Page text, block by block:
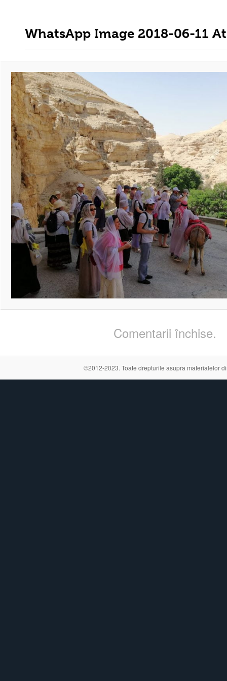
WhatsApp Image 2018-06-11
Comentarii închise.
©2012-2023. Toate drepturile asupra materialelor